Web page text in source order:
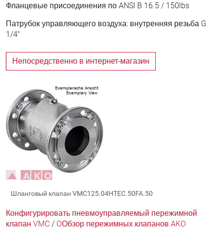
Фланцевые присоединения по ANSI B 16.5 / 150lbs
Патрубок управляющего воздуха: внутренняя резьба G
1/4"
Непосредственно в интернет-магазин
Шланговый клапан VMC125.04HTEC.50FA.50
Конфигурировать пневмоуправляемый пережимной
клапан VMC / OОбзор пережимных клапанов AKO